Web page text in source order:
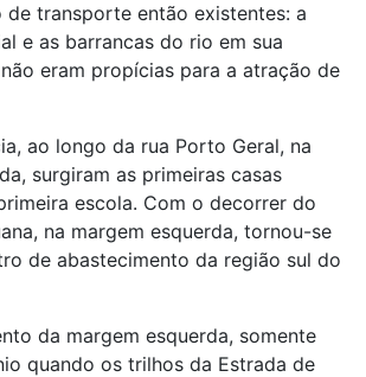
de transporte então existentes: a
e as barrancas do rio em sua
eram propícias para a atração de
ao longo da rua Porto Geral, na
surgiram as primeiras casas
escola. Com o decorrer do
na margem esquerda, tornou-se
de abastecimento da região sul do
da margem esquerda, somente
quando os trilhos da Estrada de